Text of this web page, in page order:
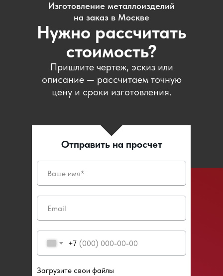
Изготовление металлоизделий
на заказ в Москве
Нужно рассчитать
стоимость?
Пришлите чертеж, эскиз или
описание — рассчитаем точную
цену и сроки изготовления.
Отправить на просчет
+7
Загрузите свои файлы